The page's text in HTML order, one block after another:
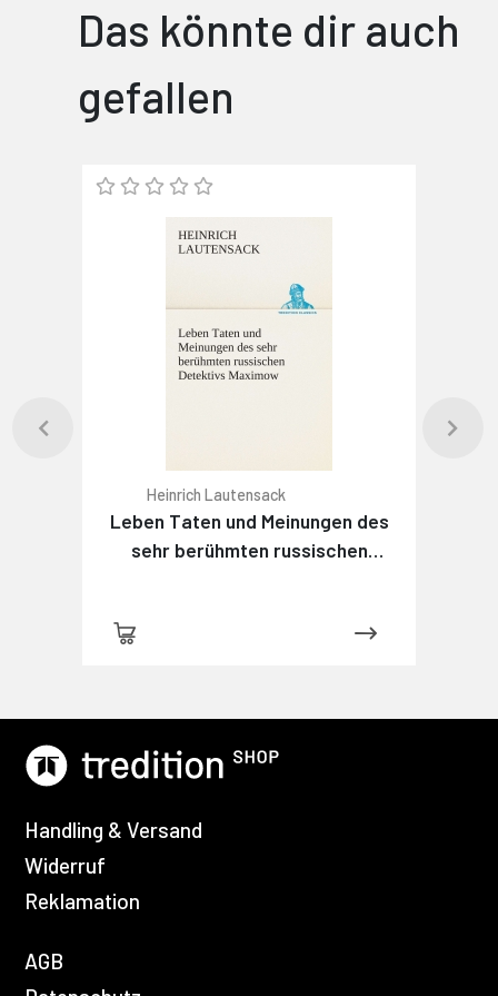
Das könnte dir auch
gefallen
Heinrich Lautensack
Leben Taten und Meinungen des
sehr berühmten russischen
Handling & Versand
Widerruf
Reklamation
AGB